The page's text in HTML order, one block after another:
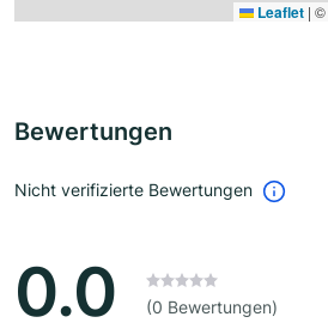
Leaflet | ©
Bewertungen
Nicht verifizierte Bewertungen
0.0 (0 Bewertungen)